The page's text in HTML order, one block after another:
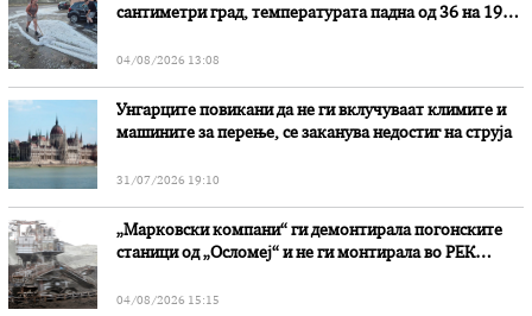
сантиметри град, температурата падна од 36 на 19
04/08/2026 13:08
Унгарците повикани да не ги вклучуваат климите и
машините за перење, се заканува недостиг на струја
31/07/2026 19:10
„Марковски компани“ ги демонтирала погонските
станици од „Осломеј“ и не ги монтирала во РЕК
04/08/2026 15:15